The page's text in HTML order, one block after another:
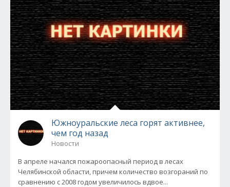
Южноуральские леса горят активнее,
чем год назад
Новости
В апреле начался пожароопасный период в лесах
Челябинской области, причем количество возгораний по
сравнению с 2008 годом увеличилось вдвое...